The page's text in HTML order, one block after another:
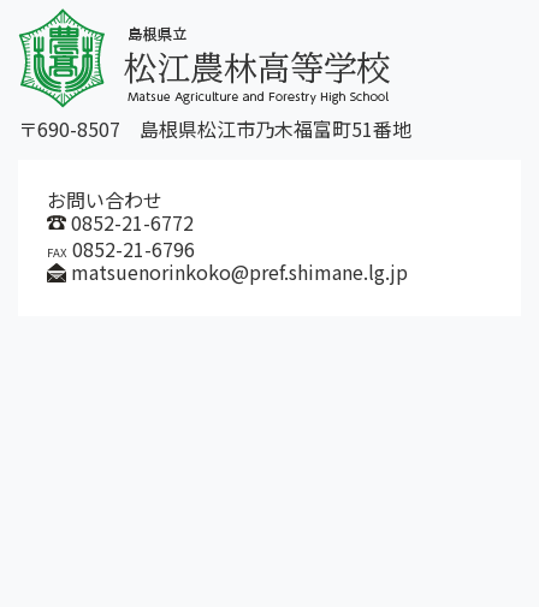
〒690-8507 島根県松江市乃木福富町51番地
お問い合わせ
0852-21-6772
FAX 0852-21-6796
matsuenorinkoko@pref.shimane.lg.jp